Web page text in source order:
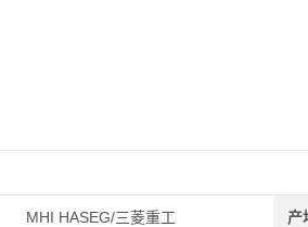
MHI HASEG/三菱重工 产